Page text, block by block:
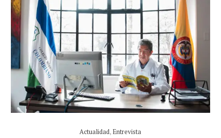
Actualidad,Entrevista